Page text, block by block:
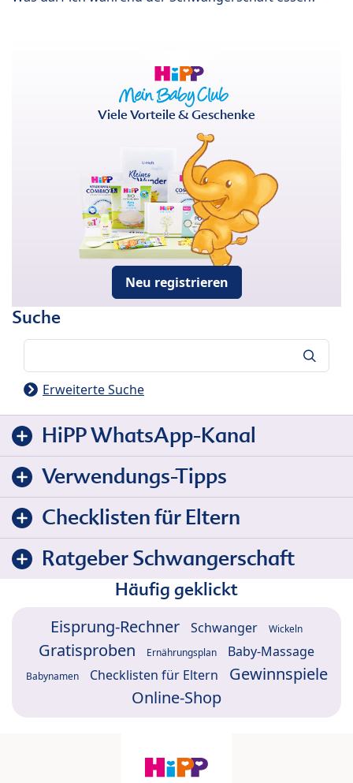
Viele Vorteile & Geschenke
Neu registrieren
Suche
Erweiterte Suche
HiPP WhatsApp-Kanal
Verwendungs-Tipps
Checklisten für Eltern
Ratgeber Schwangerschaft
Häufig geklickt
Eisprung-Rechner Schwanger Wickeln
Gratisproben Ernährungsplan Baby-Massage
Babynamen Checklisten für Eltern
Gewinnspiele
Online-Shop